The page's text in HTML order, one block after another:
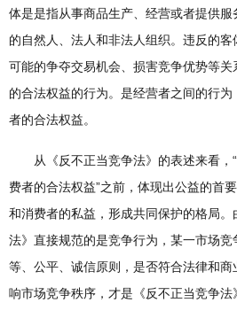
体是是指从事商品生产、经营或者提供
的自然人、法人和非法人组织。违反的
可能的争夺交易机会、损害竞争优势等
的合法权益的行为。是经营者之间的行
者的合法权益。
从《反不正当竞争法》的表述来看，“
费者的合法权益”之前，体现出公益的首
和消费者的私益，形成共同保护的格局
法》直接规范的是竞争行为，某一市场
等、公平、诚信原则，是否符合法律和
响市场竞争秩序，才是《反不正当竞争法